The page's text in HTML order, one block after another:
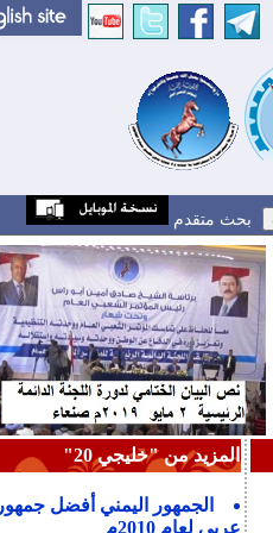
بحث متقدم
المزيد من "خليجي 20"
الجمهور اليمني أفضل جمهور
عربي لعام 2010م